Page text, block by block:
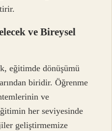
ve Bireysel
eğitimde dönüşümü
biridir. Öğrenme
ve
her seviyesinde
geliştirmemize